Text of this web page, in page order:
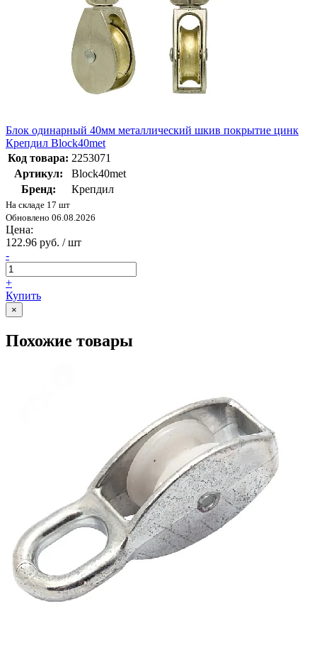
Блок одинарный 40мм металлический шкив покрытие цинк
Крепдил Bloсk40met
Код товара: 2253071
Артикул:
Bloсk40met
Бренд:
Крепдил
На складе 17 шт
Обновлено 06.08.2026
Цена:
122.96 руб. / шт
-
+
Купить
×
Похожие товары